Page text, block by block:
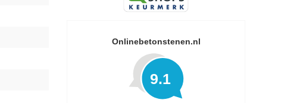
Onlinebetonstenen.nl
9.1